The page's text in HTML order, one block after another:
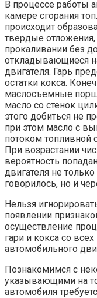
В процессе работы
камере сгорания
происходит
твердые
прокаливании без
откладывающиеся
двигателя. Гарь
остатки кокса.
маслосъемные
масло со стенок
этого добиться не
при этом масло с
потоком топливной
При возрастании
вероятность
двигателя не
говорилось, но и
Нельзя
появлении
осуществление
гари и кокса со
автомобильного
Познакомимся с
указывающими на
автомобиля